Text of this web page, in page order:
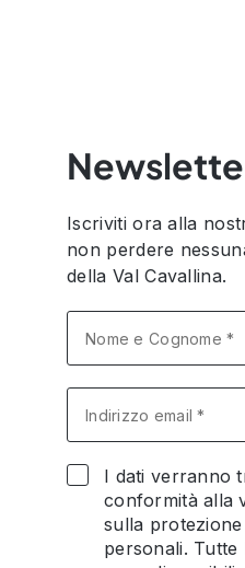
Iscriviti ora alla
non perdere
della Val Cavallina.
I dati verranno
conformità alla
sulla protezione
personali.